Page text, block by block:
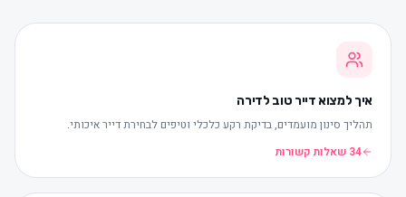
איך למצוא דייר טוב לדירה
תהליך סינון מועמדים, בדיקת רקע כלכלי וטיפים לבחירת דייר איכותי.
34 שאלות קשורות